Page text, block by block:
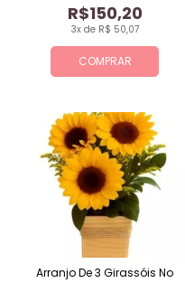
COMPRAR
3x de R$ 50,07
R$150,20
Arranjo De 3 Girassóis No